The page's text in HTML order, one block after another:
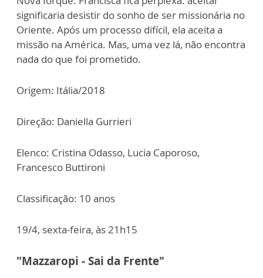
significaria desistir do sonho de ser missionária no
Oriente. Após um processo difícil, ela aceita a
missão na América. Mas, uma vez lá, não encontra
nada do que foi prometido.
Origem: Itália/2018
Direção: Daniella Gurrieri
Elenco: Cristina Odasso, Lucia Caporoso,
Francesco Buttironi
Classificação: 10 anos
19/4, sexta-feira, às 21h15
"Mazzaropi - Sai da Frente"